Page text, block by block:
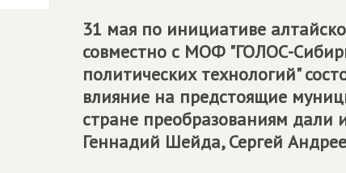
31 мая по инициативе
совместно с МОФ "ГОЛОС-
политических технологий"
влияние на предстоящие
стране преобразованиям дали
Геннадий Шейда, Сергей